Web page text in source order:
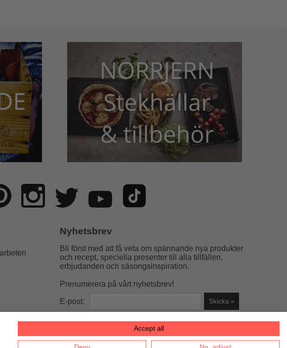
Nyhetsbrev
Bli först med att få veta om spännande nya produkter
och recept, speciella presenter till alla tillfällen,
erbjudanden och säsongsinspiration.
Prenumerera på vårt nyhetsbrev!
E-post:
076-217 78 58 (mejla helst)
Accept all